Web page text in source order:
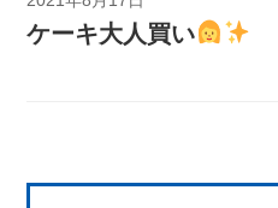
ケーキ大人買い